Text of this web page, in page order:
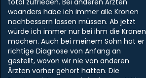
total zufrieden. Bei anderen Ärzten
woanders habe ich immer alle Kronen
nachbessern lassen müssen. Ab jetzt
würde ich immer nur bei ihm die Kronen
machen. Auch bei meinem Sohn hat er
richtige Diagnose von Anfang an
gestellt, wovon wir nie von anderen
Ärzten vorher gehört hatten. Die